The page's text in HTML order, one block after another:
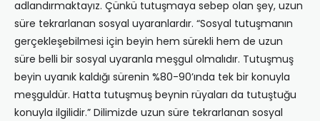
adlandırmaktayız. Çünkü tutuşmaya sebep olan şey, uzun
süre tekrarlanan sosyal uyaranlardır. “Sosyal tutuşmanın
gerçekleşebilmesi için beyin hem sürekli hem de uzun
süre belli bir sosyal uyaranla meşgul olmalıdır. Tutuşmuş
beyin uyanık kaldığı sürenin %80-90’ında tek bir konuyla
meşguldür. Hatta tutuşmuş beynin rüyaları da tutuştuğu
konuyla ilgilidir.” Dilimizde uzun süre tekrarlanan sosyal